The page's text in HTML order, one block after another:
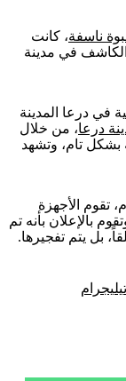
ناسفة، كانت
في مدينة
درعا، من خلال
بشكل تام، وتشهد
تقوم الأجهزة
بالإعلان بأنه تم
بل يتم تفجيرها.